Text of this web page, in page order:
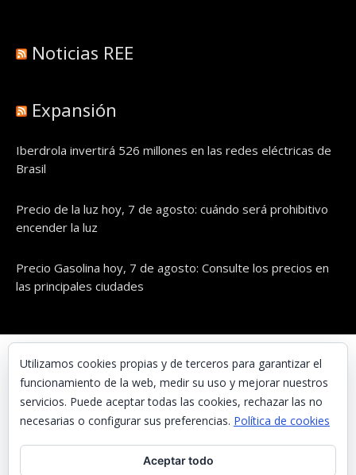
Noticias REE
Expansión
Iberdrola invertirá 526 millones en las redes eléctricas de
Brasil
Precio de la luz hoy, 7 de agosto: cuándo será prohibitivo
encender la luz
Precio Gasolina hoy, 7 de agosto: Consulte los precios en
las principales ciudades
© UNAENERGÍA, S.L.
Inicio
Contacta con nosotros
Preguntas frecuentes
Aviso Legal
Utilizamos cookies propias y de terceros para garantizar el
funcionamiento de la web, medir su uso y mejorar nuestros
servicios. Puede aceptar todas las cookies, rechazar las no
necesarias o configurar sus preferencias. Política de cookies
Aceptar todo